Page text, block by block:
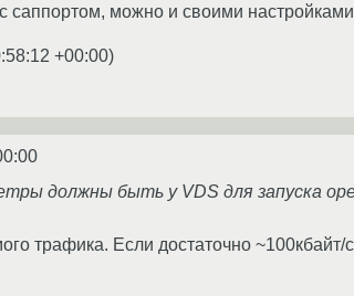
саппортом, можно и своими
+00:00)
должны быть у VDS для запуска
трафика. Если достаточно